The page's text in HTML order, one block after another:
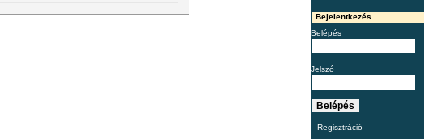
Bejelentkezés
Belépés
Jelszó
Regisztráció